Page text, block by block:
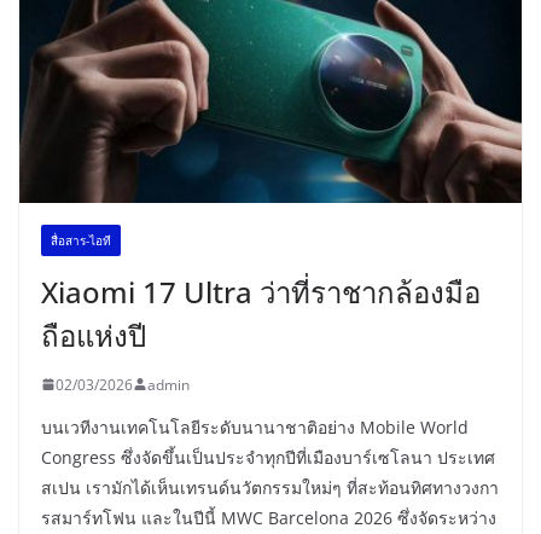
สื่อสาร-ไอที
Xiaomi 17 Ultra ว่าที่ราชากล้องมือ
ถือแห่งปี
02/03/2026 admin
บนเวทีงานเทคโนโลยีระดับนานาชาติอย่าง Mobile World
Congress ซึ่งจัดขึ้นเป็นประจำทุกปีที่เมืองบาร์เซโลนา ประเทศ
สเปน เรามักได้เห็นเทรนด์นวัตกรรมใหม่ๆ ที่สะท้อนทิศทางวงกา
รสมาร์ทโฟน และในปีนี้ MWC Barcelona 2026 ซึ่งจัดระหว่าง